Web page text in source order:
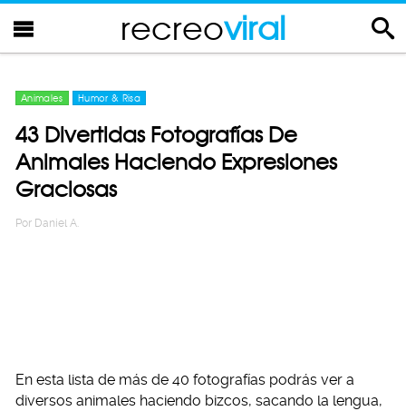
recreoviral
Animales Humor & Risa
43 Divertidas Fotografías De
Animales Haciendo Expresiones
Graciosas
Por Daniel A.
En esta lista de más de 40 fotografías podrás ver a
diversos animales haciendo bizcos, sacando la lengua,